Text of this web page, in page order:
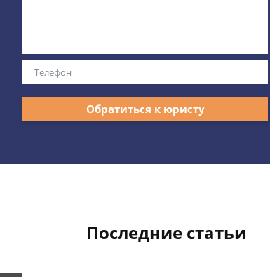
Обратиться к юристу
Последние статьи